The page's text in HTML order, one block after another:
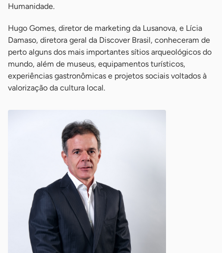
Humanidade.
Hugo Gomes, diretor de marketing da Lusanova, e Lícia
Damaso, diretora geral da Discover Brasil, conheceram de
perto alguns dos mais importantes sítios arqueológicos do
mundo, além de museus, equipamentos turísticos,
experiências gastronômicas e projetos sociais voltados à
valorização da cultura local.